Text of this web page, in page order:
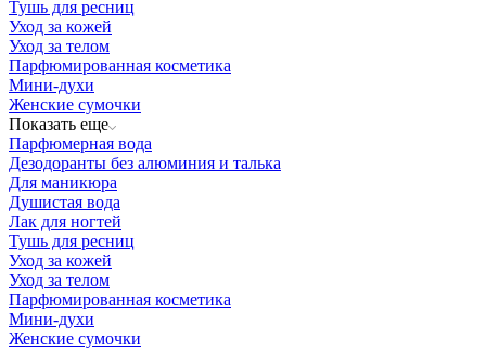
Тушь для ресниц
Уход за кожей
Уход за телом
Парфюмированная косметика
Мини-духи
Женские сумочки
Показать еще
Парфюмерная вода
Дезодоранты без алюминия и талька
Для маникюра
Душистая вода
Лак для ногтей
Тушь для ресниц
Уход за кожей
Уход за телом
Парфюмированная косметика
Мини-духи
Женские сумочки